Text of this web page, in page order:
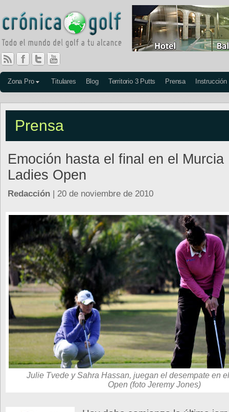
Zona Pro Titulares Blog Territorio 3 Putts Prensa Instrucción
Prensa
Emoción hasta el final en el Murcia
Ladies Open
Redacción | 20 de noviembre de 2010
Julie Tvede y Sahra Hassan, juegan el desempate en
Open (foto Jeremy Jones)